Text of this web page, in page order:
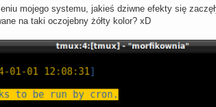
mojego systemu, jakieś dziwne efekty się
na taki oczojebny żółty kolor? xD